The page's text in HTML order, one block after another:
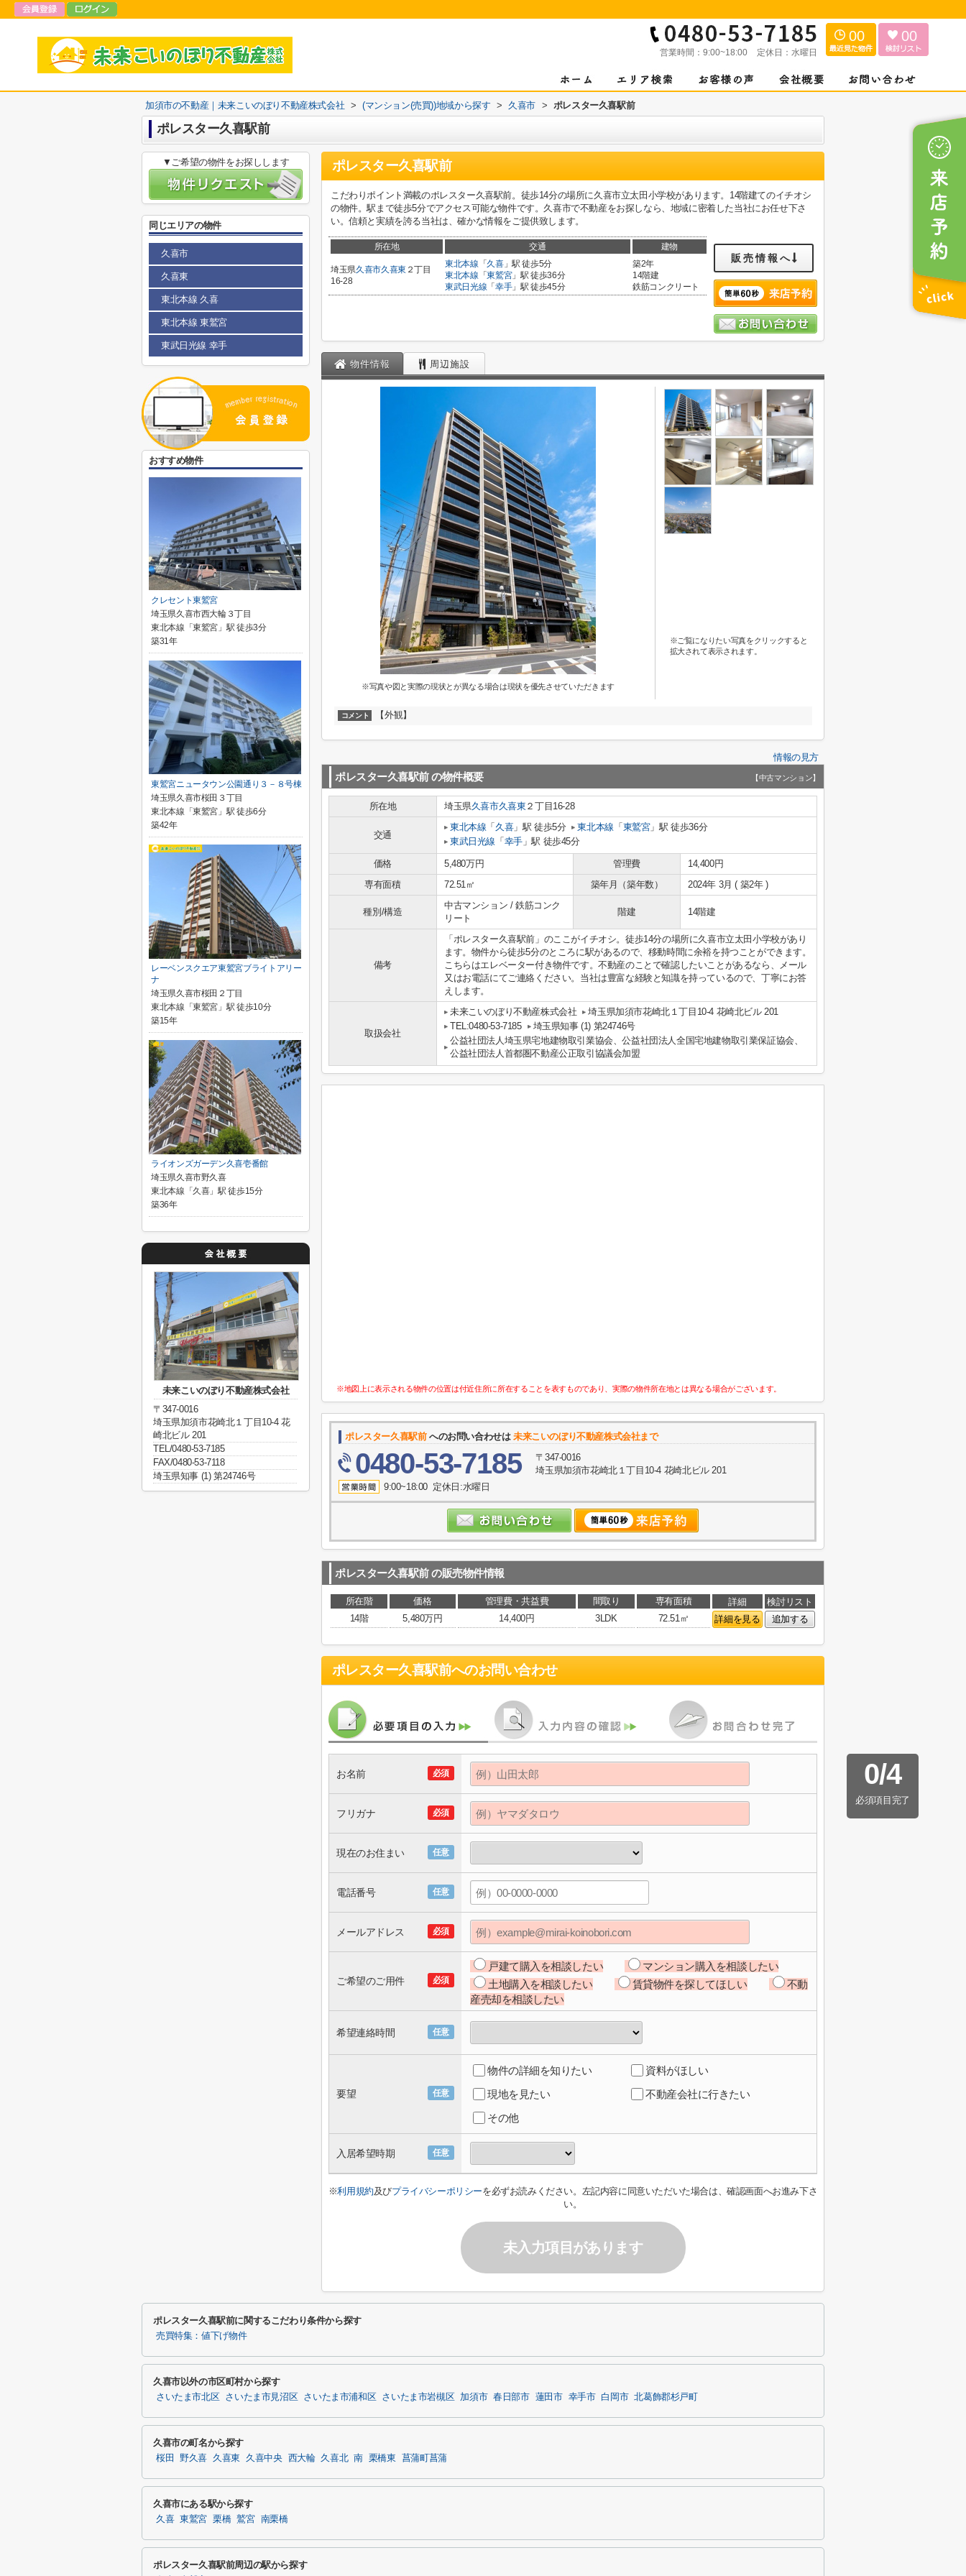
営業時間： 9:00~18:00 定休日： 水曜日
00 00
加須市の不動産｜未来こいのぼり不動産株式会社 > (マンション(売買))地域から探す > 久喜市 > ポレスター久喜駅前
ポレスター久喜駅前
ポレスター久喜駅前
こだわりポイント満載のポレスター久喜駅前。徒歩14分の場所に久喜市立太田小学校があります。14階建てのイチオシ
の物件。駅まで徒歩5分でアクセス可能な物件です。久喜市で不動産をお探しなら、地域に密着した当社にお任せ下さ
い。信頼と実績を誇る当社は、確かな情報をご提供致します。
所在地 交通 建物
埼玉県久喜市久喜東 ２丁目
16-28
東北本線 「 久喜」駅 徒歩5分
東北本線 「東鷲宮」駅 徒歩36分
東武日光線 「 幸手」駅 徒歩45分
築2年
14階建
鉄筋コンクリート
販売情報へ
物件情報 周辺施設
※写真や図と実際の現状とが異なる場合は現状を優先させていただきます
※ご覧になりたい写真をクリックすると
拡大されて表示されます。
コメント 【外観】
情報の見方
ポレスター久喜駅前の物件概要 【中古マンション】
所在地 埼玉県久喜市久喜東 ２丁目16-28
交通
東北本線 「 久喜」駅 徒歩5分 東北本線 「 東鷲宮」駅 徒歩36分
東武日光線 「 幸手」駅 徒歩45分
価格 5,480万円 管理費
14,400円
専有面積
72.51㎡ 築年月（築年数） 2024年 3月 ( 築2年 )
種別/構造
中古マンション / 鉄筋コンク
リート
階建 14階建
備考
「ポレスター久喜駅前」のここがイチオシ。徒歩14分の場所に久喜市立太田小学校があり
ます。物件から徒歩5分のところに駅があるので、移動時間に余裕を持つことができます。
こちらはエレベーター付き物件です。不動産のことで確認したいことがあるなら、メール
又はお電話にてご連絡ください。当社は豊富な経験と知識を持っているので、丁寧にお答
えします。
取扱会社
未来こいのぼり不動産株式会社
埼玉県加須市花崎北１丁目10-4 花崎北ビル 201
TEL:0480-53-7185
埼玉県知事 (1) 第24746号
公益社団法人埼玉県宅地建物取引業協会、公益社団法人全国宅地建物取引業保証協会、
公益社団法人首都圏不動産公正取引協議会加盟
※地図上に表示される物件の位置は付近住所に所在することを表すものであり、実際の物件所在地とは異なる場合がございます。
ポレスター久喜駅前へのお問い合わせは未来こいのぼり不動産株式会社まで
0480-53-7185
〒347-0016
埼玉県加須市花崎北１丁目10-4 花崎北ビル 201
9:00~18:00 定休日:水曜日
ポレスター久喜駅前の販売物件情報
所在階 価格 管理費・共益費 間取り 専有面積 詳細
検討リスト
14階
5,480万円 14,400円 3LDK 72.51㎡ 詳細を見る 追加する
ポレスター久喜駅前へのお問い合わせ
0/4
必須項目完了
必須
お名前
必須
フリガナ
任意
現在のお住まい
任意
電話番号
必須
メールアドレス
必須
ご希望のご用件
戸建て購入を相談したい
マンション購入を相談したい
土地購入を相談したい
賃貸物件を探してほしい
不動
産売却を相談したい
任意
希望連絡時間
任意
要望
物件の詳細を知りたい
資料がほしい
現地を見たい
不動産会社に行きたい
その他
任意
入居希望時期
※利用規約及びプライバシーポリシーを必ずお読みください。左記内容に同意いただいた場合は、確認画面へお進み下さ
い。
未入力項目があります
▼ご希望の物件をお探しします
同じエリアの物件
久喜市
久喜東
東北本線 久喜
東北本線 東鷲宮
東武日光線 幸手
おすすめ物件
クレセント東鷲宮
埼玉県久喜市西大輪３丁目
東北本線「東鷲宮」駅 徒歩3分
築31年
東鷲宮ニュータウン公園通り３－８号棟
埼玉県久喜市桜田３丁目
東北本線「東鷲宮」駅 徒歩6分
築42年
レーベンスクエア東鷲宮ブライトアリー
ナ
埼玉県久喜市桜田２丁目
東北本線「東鷲宮」駅 徒歩10分
築15年
ライオンズガーデン久喜壱番館
埼玉県久喜市野久喜
東北本線「久喜」駅 徒歩15分
築36年
未来こいのぼり不動産株式会社
〒347-0016
埼玉県加須市花崎北１丁目10-4 花
崎北ビル 201
TEL/0480-53-7185
FAX/0480-53-7118
埼玉県知事 (1) 第24746号
ポレスター久喜駅前に関するこだわり条件から探す
売買特集：値下げ物件
久喜市以外の市区町村から探す
さいたま市北区 さいたま市見沼区 さいたま市浦和区 さいたま市岩槻区 加須市 春日部市 蓮田市 幸手市 白岡市 北葛飾郡杉戸町
久喜市の町名から探す
桜田 野久喜 久喜東 久喜中央 西大輪 久喜北 南 栗橋東 菖蒲町菖蒲
久喜市にある駅から探す
久喜 東鷲宮 栗橋 鷲宮 南栗橋
ポレスター久喜駅前周辺の駅から探す